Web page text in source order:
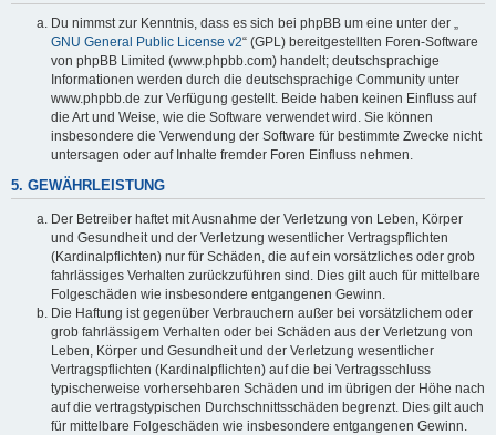
Du nimmst zur Kenntnis, dass es sich bei phpBB um eine unter der „
GNU General Public License v2“ (GPL) bereitgestellten Foren-Software
von phpBB Limited (www.phpbb.com) handelt; deutschsprachige
Informationen werden durch die deutschsprachige Community unter
www.phpbb.de zur Verfügung gestellt. Beide haben keinen Einfluss auf
die Art und Weise, wie die Software verwendet wird. Sie können
insbesondere die Verwendung der Software für bestimmte Zwecke nicht
untersagen oder auf Inhalte fremder Foren Einfluss nehmen.
5. GEWÄHRLEISTUNG
Der Betreiber haftet mit Ausnahme der Verletzung von Leben, Körper
und Gesundheit und der Verletzung wesentlicher Vertragspflichten
(Kardinalpflichten) nur für Schäden, die auf ein vorsätzliches oder grob
fahrlässiges Verhalten zurückzuführen sind. Dies gilt auch für mittelbare
Folgeschäden wie insbesondere entgangenen Gewinn.
Die Haftung ist gegenüber Verbrauchern außer bei vorsätzlichem oder
grob fahrlässigem Verhalten oder bei Schäden aus der Verletzung von
Leben, Körper und Gesundheit und der Verletzung wesentlicher
Vertragspflichten (Kardinalpflichten) auf die bei Vertragsschluss
typischerweise vorhersehbaren Schäden und im übrigen der Höhe nach
auf die vertragstypischen Durchschnittsschäden begrenzt. Dies gilt auch
für mittelbare Folgeschäden wie insbesondere entgangenen Gewinn.